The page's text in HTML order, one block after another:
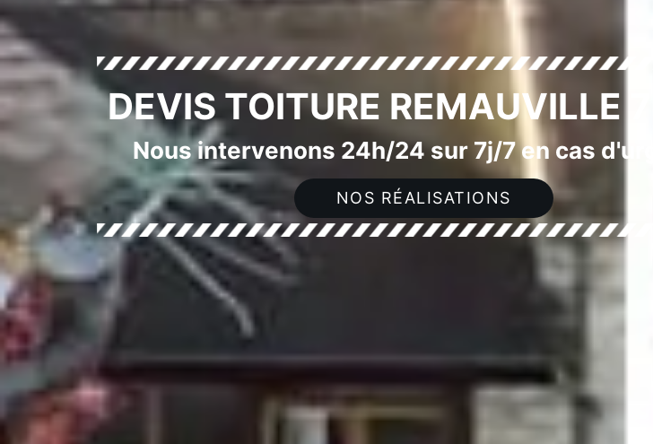
DEVIS TOITURE REMAUVILLE
Nous intervenons 24h/24 sur 7j/7 en cas
NOS RÉALISATIONS